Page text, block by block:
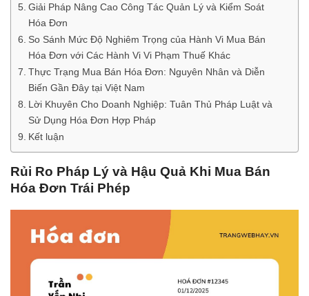
Giải Pháp Nâng Cao Công Tác Quản Lý và Kiểm Soát
Hóa Đơn
So Sánh Mức Độ Nghiêm Trọng của Hành Vi Mua Bán
Hóa Đơn với Các Hành Vi Vi Phạm Thuế Khác
Thực Trạng Mua Bán Hóa Đơn: Nguyên Nhân và Diễn
Biến Gần Đây tại Việt Nam
Lời Khuyên Cho Doanh Nghiệp: Tuân Thủ Pháp Luật và
Sử Dụng Hóa Đơn Hợp Pháp
Kết luận
Rủi Ro Pháp Lý và Hậu Quả Khi Mua Bán
Hóa Đơn Trái Phép